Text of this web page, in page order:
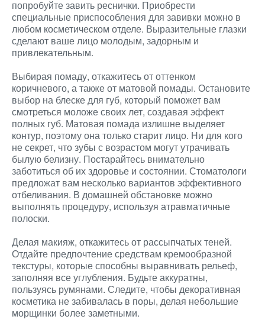
попробуйте завить реснички. Приобрести
специальные приспособления для завивки можно в
любом косметическом отделе. Выразительные глазки
сделают ваше лицо молодым, задорным и
привлекательным.
Выбирая помаду, откажитесь от оттенком
коричневого, а также от матовой помады. Остановите
выбор на блеске для губ, который поможет вам
смотреться моложе своих лет, создавая эффект
полных губ. Матовая помада излишне выделяет
контур, поэтому она только старит лицо. Ни для кого
не секрет, что зубы с возрастом могут утрачивать
былую белизну. Постарайтесь внимательно
заботиться об их здоровье и состоянии. Стоматологи
предложат вам несколько вариантов эффективного
отбеливания. В домашней обстановке можно
выполнять процедуру, используя атравматичные
полоски.
Делая макияж, откажитесь от рассыпчатых теней.
Отдайте предпочтение средствам кремообразной
текстуры, которые способны выравнивать рельеф,
заполняя все углубления. Будьте аккуратны,
пользуясь румянами. Следите, чтобы декоративная
косметика не забивалась в поры, делая небольшие
морщинки более заметными.